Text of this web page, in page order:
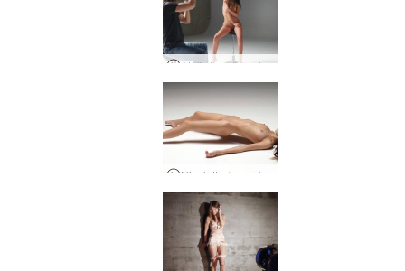
안젤리크 에로 사진 마스터 클래스